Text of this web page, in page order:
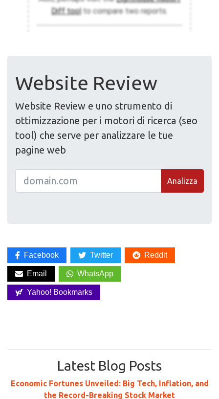
Website Review
Website Review e uno strumento di
ottimizzazione per i motori di ricerca (seo
tool) che serve per analizzare le tue
pagine web
Analizza
Facebook Twitter Reddit
Email WhatsApp
Yahoo! Bookmarks
Latest Blog Posts
Economic Fortunes Unveiled: Big Tech, Inflation, and
the Record-Breaking Stock Market